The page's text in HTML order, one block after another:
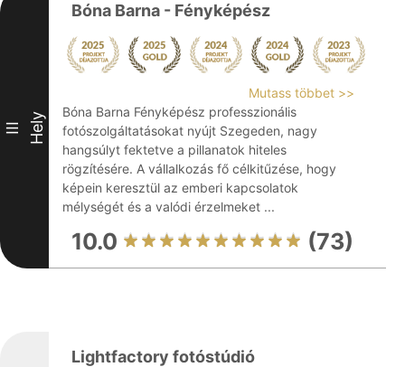
III Hely
Bóna Barna - Fényképész
Mutass többet >>
Bóna Barna Fényképész professzionális
fotószolgáltatásokat nyújt Szegeden, nagy
hangsúlyt fektetve a pillanatok hiteles
rögzítésére. A vállalkozás fő célkitűzése, hogy
képein keresztül az emberi kapcsolatok
mélységét és a valódi érzelmeket ...
10.0 (73)
Lightfactory fotóstúdió